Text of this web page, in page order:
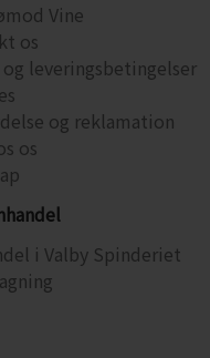
Vine
os
og leveringsbetingelser
og reklamation
os
i Valby Spinderiet